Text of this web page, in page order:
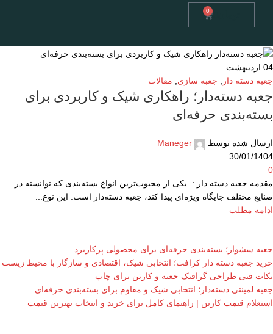
0
04 اردیبهشت
جعبه دسته دار , جعبه سازی, مقالات
جعبه دسته‌دار؛ راهکاری شیک و کاربردی برای
بسته‌بندی حرفه‌ای
ارسال شده توسط
Maneger
30/01/1404
0
مقدمه جعبه دسته دار : یکی از محبوب‌ترین انواع بسته‌بندی که توانسته در
صنایع مختلف جایگاه ویژه‌ای پیدا کند، جعبه دسته‌دار است. این نوع...
ادامه مطلب
جعبه سشوار؛ بسته‌بندی حرفه‌ای برای محصولی پرکاربرد
خرید جعبه دسته دار کرافت؛ انتخابی شیک، اقتصادی و سازگار با محیط زیست
نکات فنی طراحی گرافیک جعبه و کارتن برای چاپ
جعبه لمینتی دسته‌دار؛ انتخابی شیک و مقاوم برای بسته‌بندی حرفه‌ای
استعلام قیمت کارتن | راهنمای کامل برای خرید و انتخاب بهترین قیمت